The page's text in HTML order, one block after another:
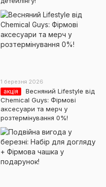
1 березня 2026
акція
Весняний Lifestyle від
Chemical Guys: Фірмові
аксесуари та мерч у
розтермінування 0%!